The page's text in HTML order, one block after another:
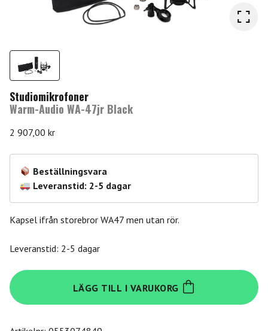
Studiomikrofoner
Warm-Audio WA-47jr Black
2 907,00 kr
Beställningsvara
Leveranstid: 2-5 dagar
Kapsel ifrån storebror WA47 men utan rör.
Leveranstid: 2-5 dagar
Warm-
Audio
WA-
LÄGG TILL I VARUKORG